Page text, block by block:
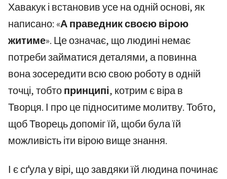
Хавакук і встановив усе на одній основі, як
написано: «А праведник своєю вірою
житиме». Це означає, що людині немає
потреби займатися деталями, а повинна
вона зосередити всю свою роботу в одній
точці, тобтопринципі, котрим є віра в
Творця. І про це підноситиме молитву. Тобто,
щоб Творець допоміг їй, щоби була їй
можливість іти вірою вище знання.
І є сґула у вірі, що завдяки їй людина починає